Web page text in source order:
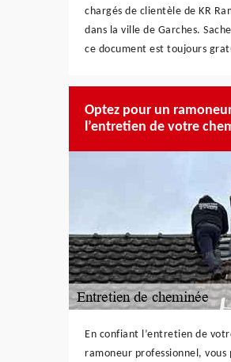
chargés de clientèle de KR
dans la ville de Garches.
ce document est toujours
Optez pour un
l’entretien de votre
En confiant l’entretien de
ramoneur professionnel, vous